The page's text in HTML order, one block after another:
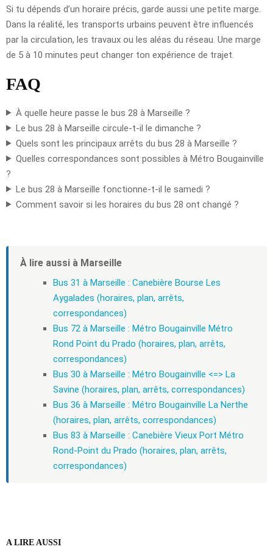
Si tu dépends d’un horaire précis, garde aussi une petite marge.
Dans la réalité, les transports urbains peuvent être influencés
par la circulation, les travaux ou les aléas du réseau. Une marge
de 5 à 10 minutes peut changer ton expérience de trajet.
FAQ
À quelle heure passe le bus 28 à Marseille ?
Le bus 28 à Marseille circule-t-il le dimanche ?
Quels sont les principaux arrêts du bus 28 à Marseille ?
Quelles correspondances sont possibles à Métro Bougainville
?
Le bus 28 à Marseille fonctionne-t-il le samedi ?
Comment savoir si les horaires du bus 28 ont changé ?
À lire aussi à Marseille
Bus 31 à Marseille : Canebière Bourse Les
Aygalades (horaires, plan, arrêts,
correspondances)
Bus 72 à Marseille : Métro Bougainville Métro
Rond Point du Prado (horaires, plan, arrêts,
correspondances)
Bus 30 à Marseille : Métro Bougainville <=> La
Savine (horaires, plan, arrêts, correspondances)
Bus 36 à Marseille : Métro Bougainville La Nerthe
(horaires, plan, arrêts, correspondances)
Bus 83 à Marseille : Canebière Vieux Port Métro
Rond-Point du Prado (horaires, plan, arrêts,
correspondances)
A LIRE AUSSI